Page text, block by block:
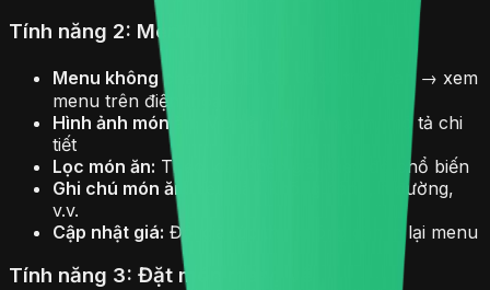
Tính năng 2: Menu online
Menu không chạm:
Quét QR Code trên bàn → xem
menu trên điện thoại
Hình ảnh món ăn:
Món ăn có hình ảnh, mô tả chi
tiết
Lọc món ăn: Theo loại, theo giá, theo độ phổ biến
Ghi chú món ăn:
Yêu cầu không hành, ít đường,
v.v.
Cập nhật giá: Đổi giá tức thì, không cần in lại menu
Tính năng 3: Đặt món mang về